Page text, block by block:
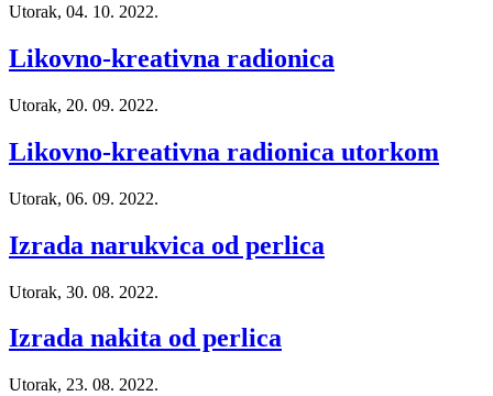
Utorak, 04. 10. 2022.
Likovno-kreativna radionica
Utorak, 20. 09. 2022.
Likovno-kreativna radionica utorkom
Utorak, 06. 09. 2022.
Izrada narukvica od perlica
Utorak, 30. 08. 2022.
Izrada nakita od perlica
Utorak, 23. 08. 2022.